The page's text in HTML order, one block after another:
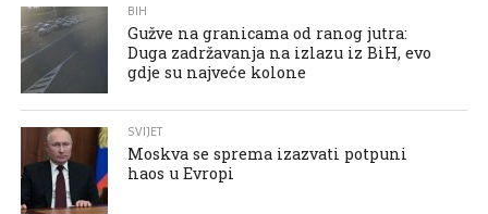
BIH
Gužve na granicama od ranog jutra:
Duga zadržavanja na izlazu iz BiH, evo
gdje su najveće kolone
SVIJET
Moskva se sprema izazvati potpuni
haos u Evropi